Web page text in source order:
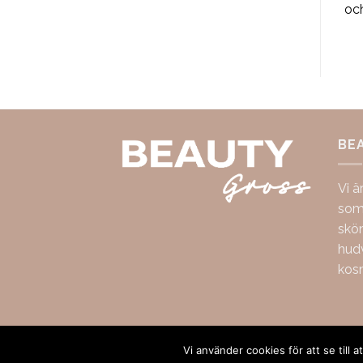
Vi
Vi använder cookies för att se till